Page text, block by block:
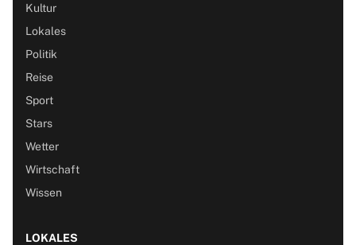
Kultur
Lokales
Politik
Reise
Sport
Stars
Wetter
Wirtschaft
Wissen
LOKALES